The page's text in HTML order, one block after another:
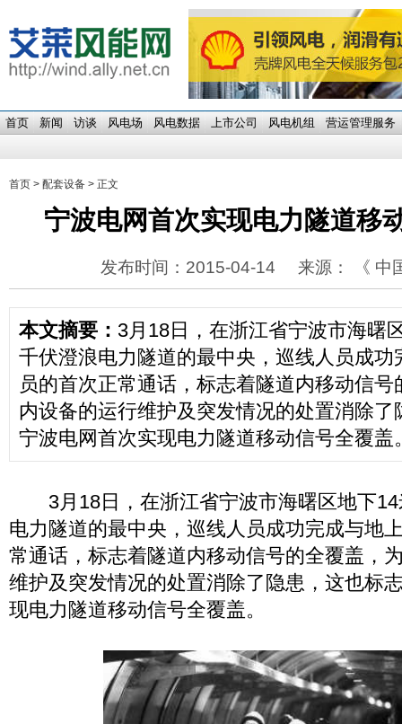
首页 新闻 访谈 风电场 风电数据 上市公司 风电机组 营运管理服务
首页 > 配套设备 > 正文
宁波电网首次实现电力隧道移
发布时间：2015-04-14 来源： 《 中
本文摘要： 3月18日，在浙江省宁波市海曙
千伏澄浪电力隧道的最中央，巡线人员成功
员的首次正常通话，标志着隧道内移动信
内设备的运行维护及突发情况的处置消除了
宁波电网首次实现电力隧道移动信号全覆盖
3月18日，在浙江省宁波市海曙区地下14
电力隧道的最中央，巡线人员成功完成与地
常通话，标志着隧道内移动信号的全覆盖，
维护及突发情况的处置消除了隐患，这也标
现电力隧道移动信号全覆盖。